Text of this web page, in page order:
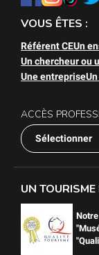
VOUS ÊTES :
Référent CEUn
Un chercheur ou
Une entreprise
ACCÈS
Sélectionner
UN